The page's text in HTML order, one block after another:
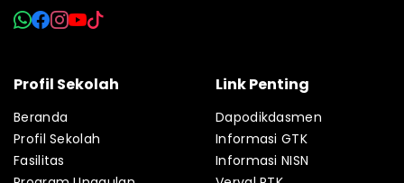
Profil Sekolah
Beranda
Profil Sekolah
Fasilitas
Link Penting
Dapodikdasmen
Informasi GTK
Informasi NISN